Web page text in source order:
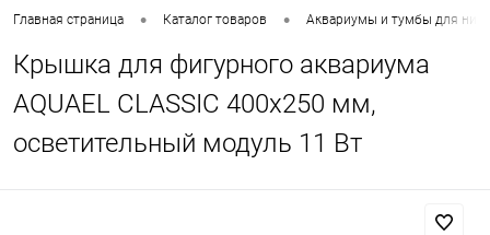
Главная страница • Каталог товаров • Аквариумы и тумбы для них
Крышка для фигурного аквариума
AQUAEL CLASSIC 400х250 мм,
осветительный модуль 11 Вт